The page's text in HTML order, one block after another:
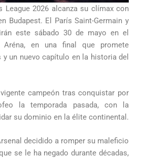
League 2026 alcanza su clímax con
Budapest. El París Saint-Germain y
este sábado 30 de mayo en el
Aréna, en una final que promete
un nuevo capítulo en la historia del
campeón tras conquistar por
la temporada pasada, con la
su dominio en la élite continental.
decidido a romper su maleficio
se le ha negado durante décadas,